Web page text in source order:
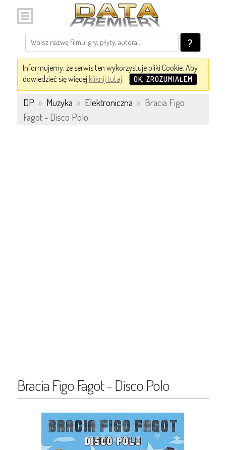
?
Informujemy, że serwis ten wykorzystuje pliki Cookie. Aby
dowiedzieć się więcej kliknij tutaj. OK, ZROZUMIAŁEM
DP » Muzyka » Elektroniczna » Bracia Figo
Fagot - Disco Polo
Bracia Figo Fagot - Disco Polo